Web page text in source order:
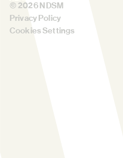
© 2026NDSM
Privacy Policy
Cookies Settings